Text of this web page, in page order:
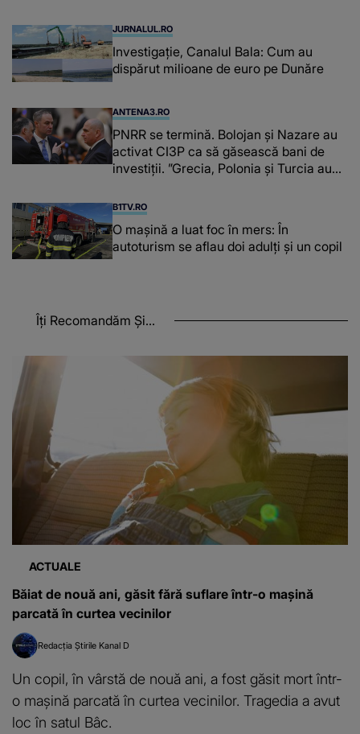
JURNALUL.RO
Investigație, Canalul Bala: Cum au
dispărut milioane de euro pe Dunăre
ANTENA3.RO
PNRR se termină. Bolojan și Nazare au
activat CI3P ca să găsească bani de
investiții. ”Grecia, Polonia şi Turcia au
B1TV.RO
O maşină a luat foc în mers: În
autoturism se aflau doi adulți și un copil
Îți Recomandăm Și...
ACTUALE
Băiat de nouă ani, găsit fără suflare într-o mașină
parcată în curtea vecinilor
Redacția Știrile Kanal D
Un copil, în vârstă de nouă ani, a fost găsit mort într-
o mașină parcată în curtea vecinilor. Tragedia a avut
loc în satul Bâc.